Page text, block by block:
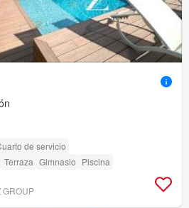
de servicio
Terraza Gimnasio Piscina
GROUP